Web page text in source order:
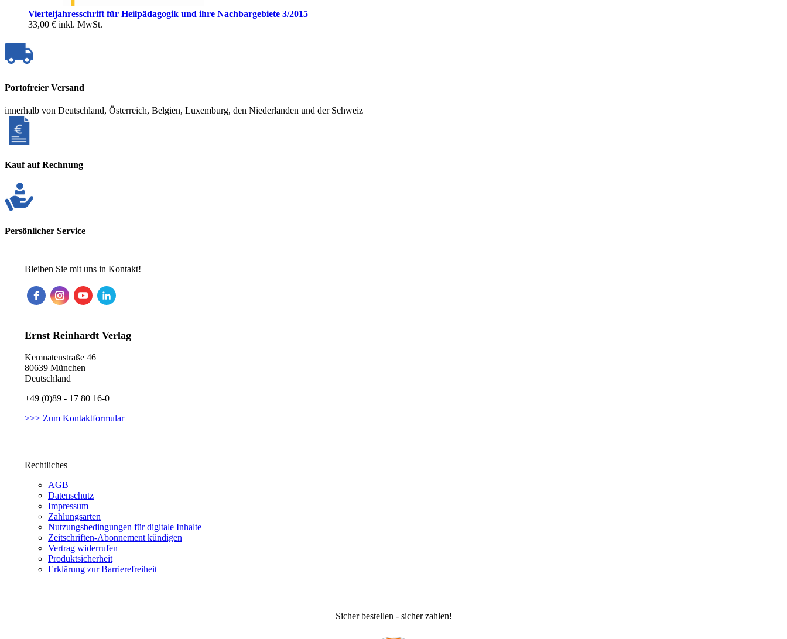
Vierteljahresschrift für Heilpädagogik und ihre Nachbargebiete 3/2015
33,00 € inkl. MwSt.
Portofreier Versand
innerhalb von Deutschland, Österreich, Belgien, Luxemburg, den Niederlanden und der Schweiz
Kauf auf Rechnung
Persönlicher Service
Bleiben Sie mit uns in Kontakt!
Ernst Reinhardt Verlag
Kemnatenstraße 46
80639 München
Deutschland
+49 (0)89 - 17 80 16-0
>>> Zum Kontaktformular
Rechtliches
AGB
Datenschutz
Impressum
Zahlungsarten
Nutzungsbedingungen für digitale Inhalte
Zeitschriften-Abonnement kündigen
Vertrag widerrufen
Produktsicherheit
Erklärung zur Barrierefreiheit
Sicher bestellen - sicher zahlen!